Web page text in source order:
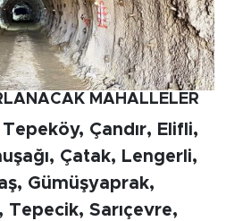
MAHALLELER
Çandır, Elifli,
Çatak, Lengerli,
Gümüşyaprak,
Tepecik, Sarıçevre,